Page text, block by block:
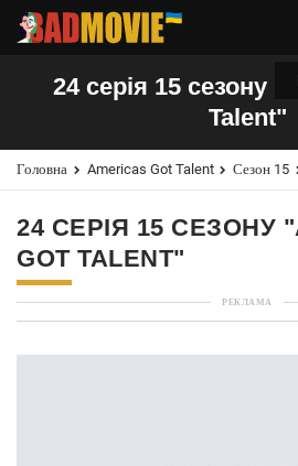
24 серія 15 сезону
Talent"
Головна Americas Got Talent Сезон 15
24 СЕРІЯ 15 СЕЗОНУ
GOT TALENT"
РЕКЛАМА